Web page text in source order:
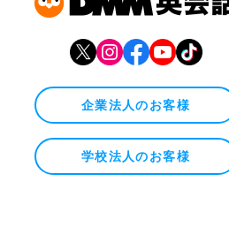
企業法人のお客様
学校法人のお客様